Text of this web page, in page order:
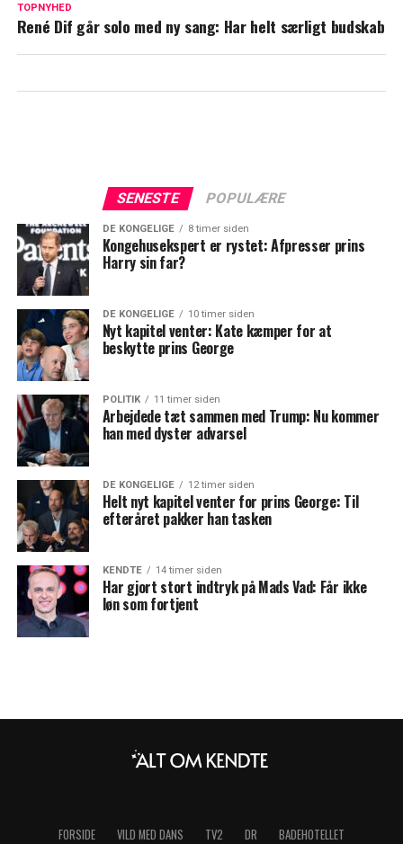
taler ud
TOPNYHED
René Dif går solo med ny sang: Har helt særligt budskab
SENESTE POPULÆRE
DE KONGELIGE 8 timer siden
Kongehusekspert er rystet: Afpresser prins
Harry sin far?
DE KONGELIGE 10 timer siden
Nyt kapitel venter: Kate kæmper for at
beskytte prins George
POLITIK 11 timer siden
Arbejdede tæt sammen med Trump: Nu kommer
han med dyster advarsel
DE KONGELIGE 12 timer siden
Helt nyt kapitel venter for prins George: Til
efteråret pakker han tasken
KENDTE 14 timer siden
Har gjort stort indtryk på Mads Vad: Får ikke
løn som fortjent
FORSIDE VILD MED DANS TV2 DR BADEHOTELLET